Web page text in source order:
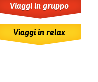
Viaggi in gruppo
Viaggi in relax